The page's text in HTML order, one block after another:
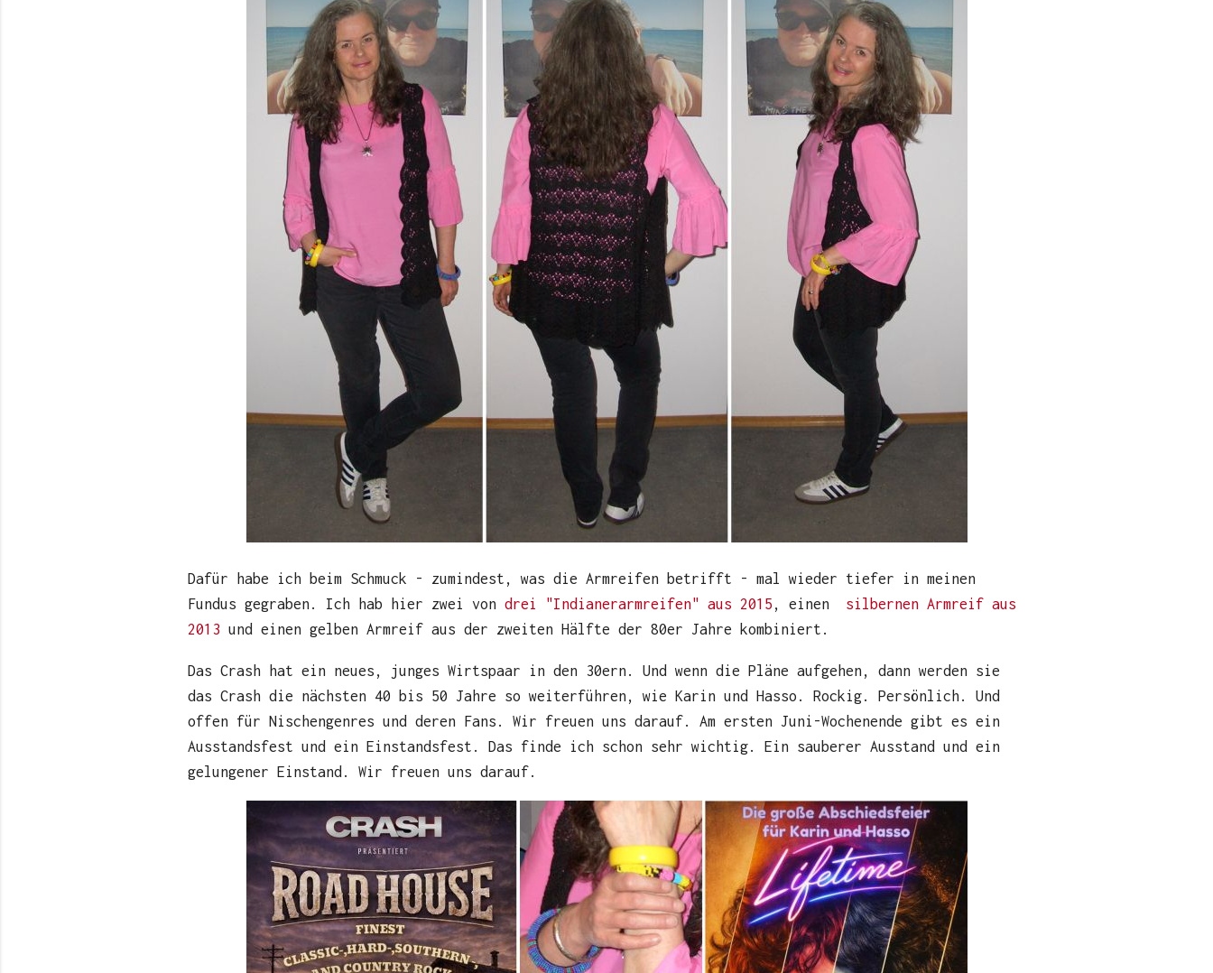
Dafür habe ich beim Schmuck - zumindest, was die Armreifen betrifft - mal wieder tiefer in meinen
Fundus gegraben. Ich hab hier zwei von drei "Indianerarmreifen" aus 2015 , einen silbernen Armreif aus
2013 und einen gelben Armreif aus der zweiten Hälfte der 80er Jahre kombiniert.
Das Crash hat ein neues, junges Wirtspaar in den 30ern. Und wenn die Pläne aufgehen, dann werden sie
das Crash die nächsten 40 bis 50 Jahre so weiterführen, wie Karin und Hasso. Rockig. Persönlich. Und
offen für Nischengenres und deren Fans. Wir freuen uns darauf. Am ersten Juni-Wochenende gibt es ein
Ausstandsfest und ein Einstandsfest. Das finde ich schon sehr wichtig. Ein sauberer Ausstand und ein
gelungener Einstand. Wir freuen uns darauf.